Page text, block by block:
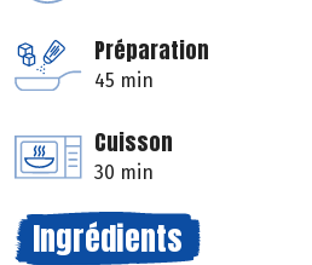
Préparation
45 min
Cuisson
30 min
Ingrédients